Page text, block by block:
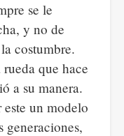
se le
y no de
costumbre.
que hace
a su manera.
un modelo
generaciones,